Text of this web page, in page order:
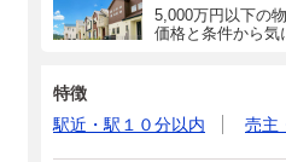
5,000万円以下の
価格と条件から気
特徴
駅近・駅１０分以内
売主